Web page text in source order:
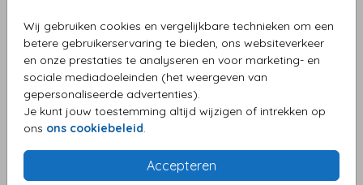
Wij gebruiken cookies en vergelijkbare technieken om een
betere gebruikerservaring te bieden, ons websiteverkeer
en onze prestaties te analyseren en voor marketing- en
sociale mediadoeleinden (het weergeven van
gepersonaliseerde advertenties).
Je kunt jouw toestemming altijd wijzigen of intrekken op
ons ons cookiebeleid.
Accepteren
Omschrijving
Jubileumkaart illustratie echtpaar in stoelen. Wat een
grappig en originele kaart met aanpasbare teksten.